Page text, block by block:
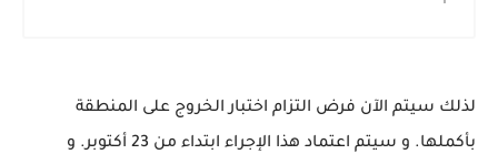
لذلك سيتم الآن فرض التزام اختبار الخروج على المنطقة
بأكملها. و سيتم اعتماد هذا الإجراء ابتداء من 23 أكتوبر. و